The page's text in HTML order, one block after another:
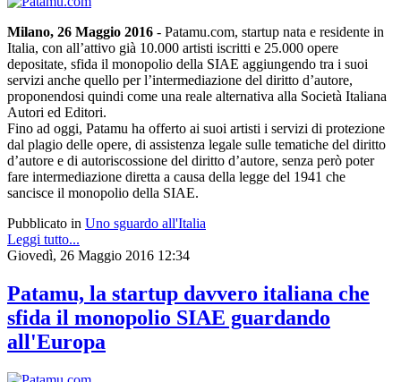
Milano, 26 Maggio 2016 - Patamu.com, startup nata e residente in
Italia, con all’attivo già 10.000 artisti iscritti e 25.000 opere
depositate, sfida il monopolio della SIAE aggiungendo tra i suoi
servizi anche quello per l’intermediazione del diritto d’autore,
proponendosi quindi come una reale alternativa alla Società Italiana
Autori ed Editori.
Fino ad oggi, Patamu ha offerto ai suoi artisti i servizi di protezione
dal plagio delle opere, di assistenza legale sulle tematiche del diritto
d’autore e di autoriscossione del diritto d’autore, senza però poter
fare intermediazione diretta a causa della legge del 1941 che
sancisce il monopolio della SIAE.
Pubblicato in Uno sguardo all'Italia
Leggi tutto...
Giovedì, 26 Maggio 2016 12:34
Patamu, la startup davvero italiana che
sfida il monopolio SIAE guardando
all'Europa